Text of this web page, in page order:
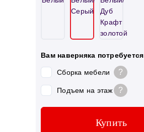
Вам наверняка потребуется
Сборка мебели ?
Подъем на этаж ?
Купить